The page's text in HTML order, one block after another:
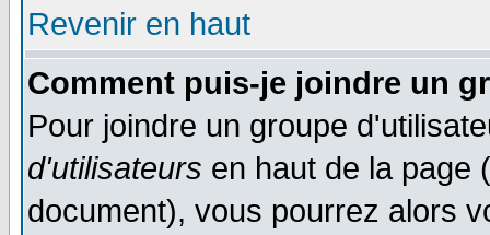
Revenir en haut
Comment puis-je joindre un
Pour joindre un groupe
d'utilisateurs en haut de la page
document), vous pourrez alors